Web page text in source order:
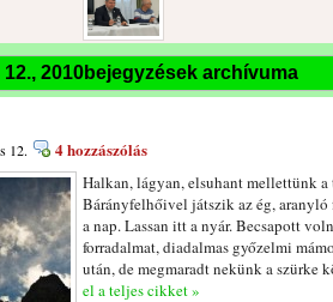
Rendkívüli közgyűlés és a 2025.
novemberi összejövetel
12., 2010bejegyzések archívuma
12. 4 hozzászólás
Halkan, lágyan, elsuhant mellettünk a
Bárányfelhőivel játszik az ég, aranyló
a nap. Lassan itt a nyár. Becsapott
forradalmat, diadalmas győzelmi
után, de megmaradt nekünk a szürke
el a teljes cikket »